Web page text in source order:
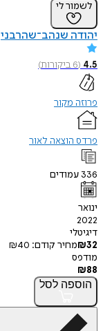
לשמור לי
יהודה שנהב־שהרבני
4.5
(
6ביקורות)
פרוזה מקור
פרדס הוצאה לאור
336 עמודים
ינואר
2022
דיגיטלי
₪32 מחיר קודם: ₪40
מודפס
₪88
הוספה לסל